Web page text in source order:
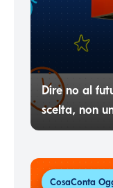
Dire no al
scelta, non
CosaConta